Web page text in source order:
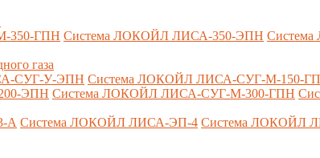
350-ГПН Система ЛОКОЙЛ ЛИСА-350-ЭПН
газа
СУГ-У-ЭПН Система ЛОКОЙЛ ЛИСА-СУГ-М-150-
ЭПН Система ЛОКОЙЛ ЛИСА-СУГ-М-300-ГПН
А Система ЛОКОЙЛ ЛИСА-ЭП-4 Система ЛОКОЙЛ